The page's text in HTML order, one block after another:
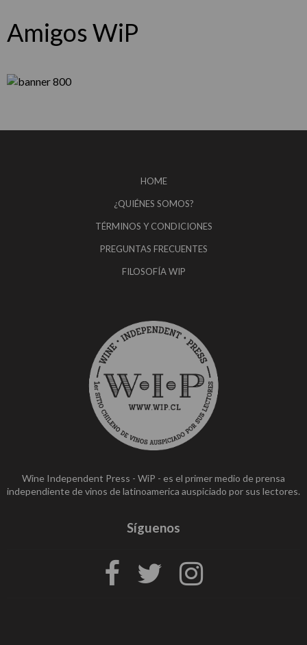
Amigos WiP
HOME
¿QUIÉNES SOMOS?
TÉRMINOS Y CONDICIONES
PREGUNTAS FRECUENTES
FILOSOFÍA WIP
Wine Independent Press - WiP - es el primer medio de prensa
independiente de vinos de latinoamerica auspiciado por sus lectores.
Síguenos